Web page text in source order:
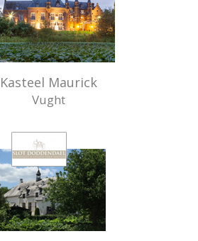
Kasteel Maurick
Vught